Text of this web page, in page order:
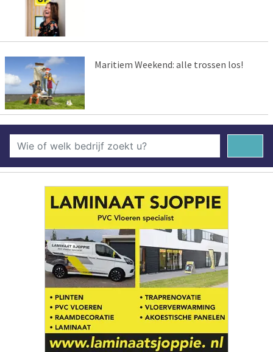
Maritiem Weekend: alle trossen los!